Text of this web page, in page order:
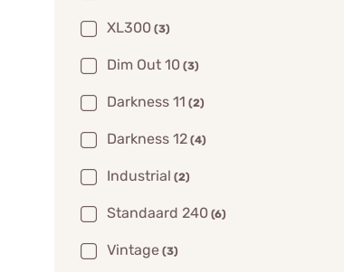
XL300 (3)
Dim Out 10 (3)
Darkness 11 (2)
Darkness 12 (4)
Industrial (2)
Standaard 240 (6)
Vintage (3)